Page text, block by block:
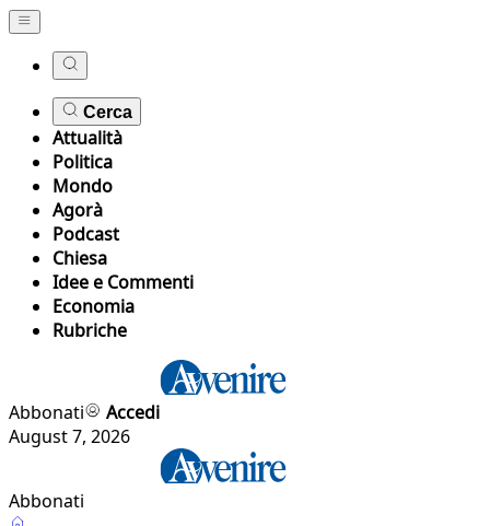
Cerca
Attualità
Politica
Mondo
Agorà
Podcast
Chiesa
Idee e Commenti
Economia
Rubriche
Abbonati
Accedi
August 7, 2026
Abbonati